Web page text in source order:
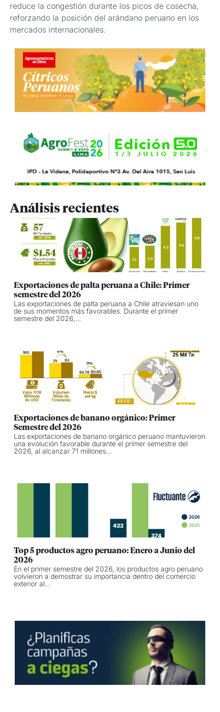
reduce la congestión durante los picos de cosecha,
reforzando la posición del arándano peruano en los
mercados internacionales.
Análisis recientes
Exportaciones de palta peruana a Chile: Primer
semestre del 2026
Las exportaciones de palta peruana a Chile atraviesan uno
de sus momentos más favorables. Durante el primer
semestre del 2026,...
Exportaciones de banano orgánico: Primer
Semestre del 2026
Las exportaciones de banano orgánico peruano mantuvieron
una evolución favorable durante el primer semestre del
2026, al alcanzar 71 millones...
Top 5 productos agro peruano: Enero a Junio del
2026
En el primer semestre del 2026, los productos agro peruano
volvieron a demostrar su importancia dentro del comercio
exterior al...